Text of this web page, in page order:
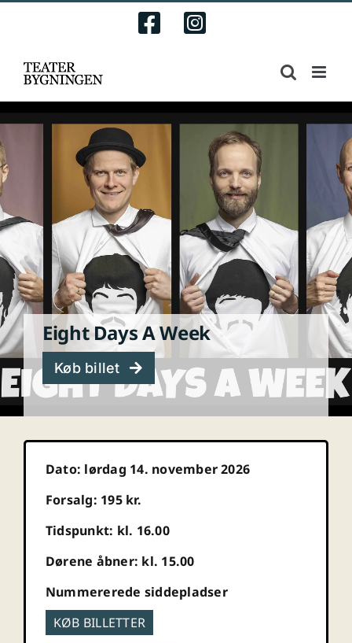
FacebookInstagram
Eight Days A Week
Køb billet
Dato: lørdag 14. november 2026
Forsalg: 195 kr.
Tidspunkt: kl. 16.00
Dørene åbner: kl. 15.00
Nummererede siddepladser
KØB BILLETTER